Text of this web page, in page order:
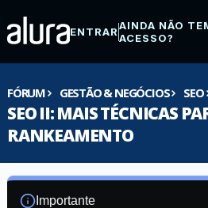
ENTRARAINDA NÃO
ACESSO?
FÓRUM GESTÃO & NEGÓCIOS SEO
SEO II: MAIS TÉCNICAS
RANKEAMENTO
Importante